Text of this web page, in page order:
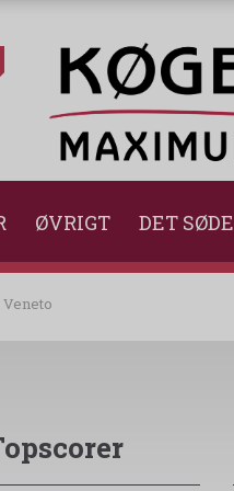
ØVRIGT DET SØDE
Veneto